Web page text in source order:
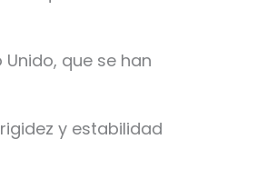
que se han
y estabilidad